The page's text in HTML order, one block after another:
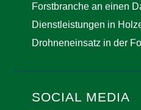
Forstbranche an einen
Dienstleistungen in
Drohneneinsatz in der
SOCIAL MEDIA